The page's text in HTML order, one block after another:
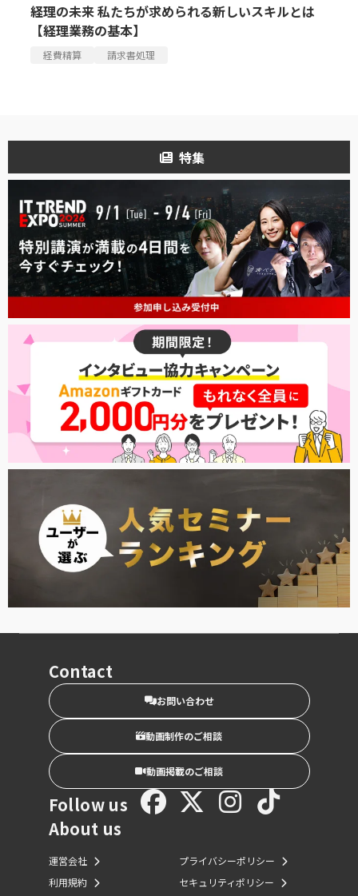
経理の未来 私たちが求められる新しいスキルとは
【経理業務の基本】
経費精算 請求書処理
特集
Contact
お問い合わせ
動画制作のご相談
動画掲載のご相談
Follow us
About us
運営会社
利用規約
プライバシーポリシー
セキュリティポリシー